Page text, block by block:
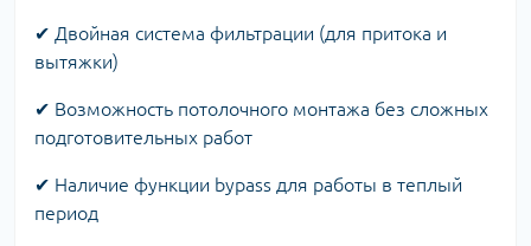
✔ Двойная система фильтрации (для притока и
вытяжки)
✔ Возможность потолочного монтажа без сложных
подготовительных работ
✔ Наличие функции bypass для работы в теплый
период